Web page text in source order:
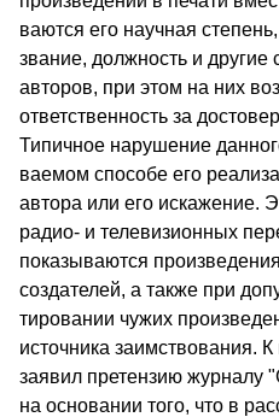
ваются его научная
звание, долж­ность и другие
авторов, при этом на них
ответственность за
Типичное нарушение
ваемом способе его
автора или его искажение.
радио- и телевизионных
показываются
создателей, а также при
тировании чужих
источника за­имствования.
заявил претензию жур­налу
на основании того, что в